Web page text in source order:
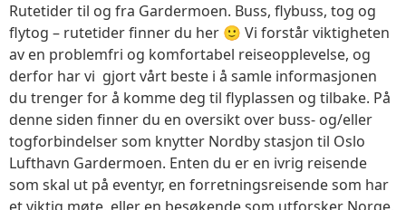
Rutetider til og fra Gardermoen. Buss, flybuss, tog og
flytog – rutetider finner du her 🙂 Vi forstår viktigheten
av en problemfri og komfortabel reiseopplevelse, og
derfor har vi gjort vårt beste i å samle informasjonen
du trenger for å komme deg til flyplassen og tilbake. På
denne siden finner du en oversikt over buss- og/eller
togforbindelser som knytter Nordby stasjon til Oslo
Lufthavn Gardermoen. Enten du er en ivrig reisende
som skal ut på eventyr, en forretningsreisende som har